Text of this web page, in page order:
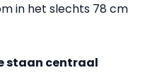
in het slechts 78 cm
staan centraal